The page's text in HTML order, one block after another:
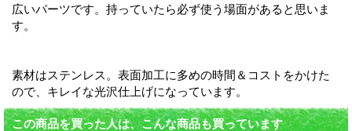
広いパーツです。持っていたら必ず使う場面があると思いま
す。
素材はステンレス。表面加工に多めの時間＆コストをかけた
ので、キレイな光沢仕上げになっています。
この商品を買った人は、こんな商品も買っています